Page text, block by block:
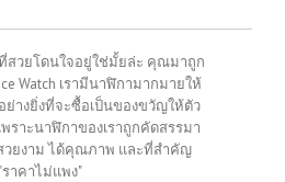
สวยโดนใจอยู่ใช่มั้ยล่ะ คุณมาถูก
Watch เรามีนาฬิกามากมายให้
ย่างยิ่งที่จะซื้อเป็นของขวัญให้ตัว
ราะนาฬิกาของเราถูกคัดสรรมา
วยงาม ได้คุณภาพ และที่สำคัญ
"ราคาไม่แพง"